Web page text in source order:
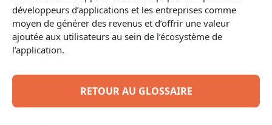
développeurs d’applications et les entreprises comme
moyen de générer des revenus et d’offrir une valeur
ajoutée aux utilisateurs au sein de l’écosystème de
l’application.
RETOUR AU GLOSSAIRE